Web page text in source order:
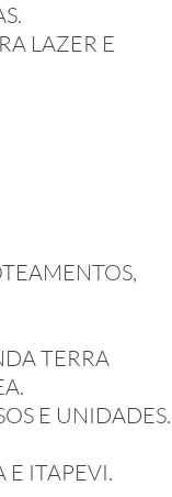
LAZER E
TERRA
E UNIDADES.
E ITAPEVI.